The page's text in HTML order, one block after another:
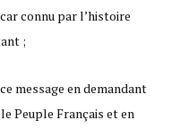
connu par l’histoire
;
message en demandant
Peuple Français et en